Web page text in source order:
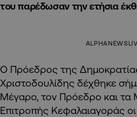
του παρέδωσαν την ετήσια
Ο Πρόεδρος της
Χριστοδουλίδης δέχθηκε
Μέγαρο, τον Πρόεδρο και τα
Επιτροπής Κεφαλαιαγοράς οι